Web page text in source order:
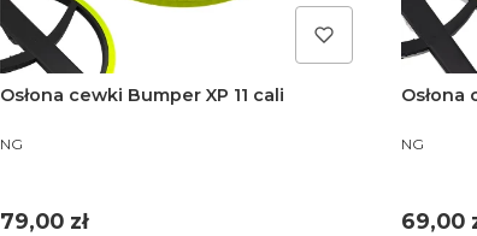
Osłona cewki Bumper XP 11 cali
PRODUCENT
NG
Cena
79,00 zł
Osłona
NG
Cena
69,00